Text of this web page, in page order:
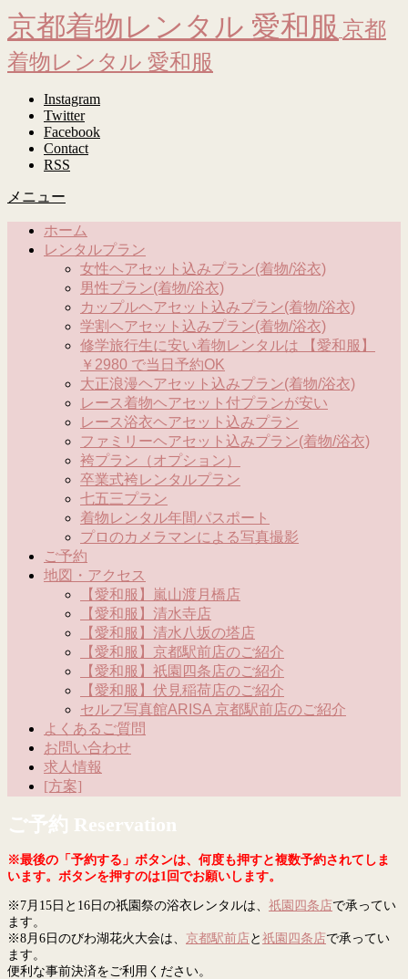
京都着物レンタル 愛和服 京都
着物レンタル 愛和服
Instagram
Twitter
Facebook
Contact
RSS
メニュー
ホーム
レンタルプラン
女性ヘアセット込みプラン(着物/浴衣)
男性プラン(着物/浴衣)
カップルヘアセット込みプラン(着物/浴衣)
学割ヘアセット込みプラン(着物/浴衣)
修学旅行生に安い着物レンタルは 【愛和服】
￥2980 で当日予約OK
大正浪漫ヘアセット込みプラン(着物/浴衣)
レース着物ヘアセット付プランが安い
レース浴衣ヘアセット込みプラン
ファミリーヘアセット込みプラン(着物/浴衣)
袴プラン（オプション）
卒業式袴レンタルプラン
七五三プラン
着物レンタル年間パスポート
プロのカメラマンによる写真撮影
ご予約
地図・アクセス
【愛和服】嵐山渡月橋店
【愛和服】清水寺店
【愛和服】清水八坂の塔店
【愛和服】京都駅前店のご紹介
【愛和服】祇園四条店のご紹介
【愛和服】伏見稲荷店のご紹介
セルフ写真館ARISA 京都駅前店のご紹介
よくあるご質問
お問い合わせ
求人情報
[方案]
ご予約 Reservation
※最後の「予約する」ボタンは、何度も押すと複数予約されてしま
います。ボタンを押すのは1回でお願いします。
※7月15日と16日の祇園祭の浴衣レンタルは、 祇園四条店で承ってい
ます。
※8月6日のびわ湖花火大会は、 京都駅前店 と 祇園四条店で承ってい
ます。
便利な事前決済をご利用ください。